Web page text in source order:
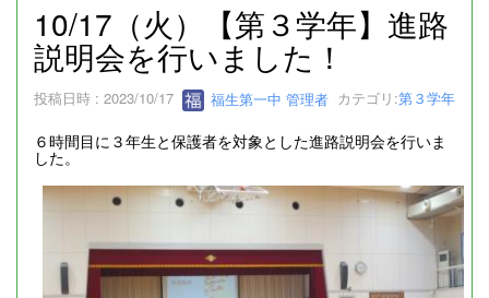
10/17（火）【第３学年】進路
説明会を行いました！
投稿日時 : 2023/10/17 福生第一中 管理者 カテゴリ:第３学年
６時間目に３年生と保護者を対象とした進路説明会を行いま
した。